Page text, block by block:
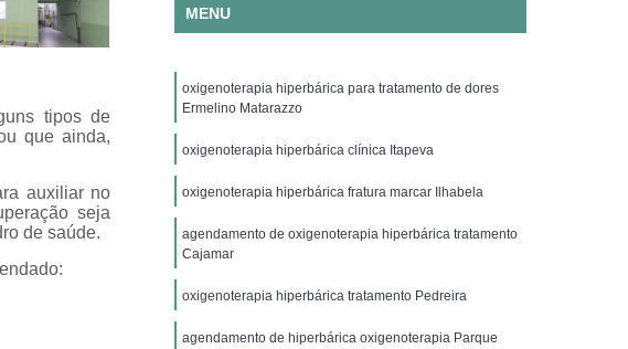
Pessoa
Oxigenação Hiperbárica em São Paulo
Oxigenação Hiperbárica Tratamento
Terapia de Oxigenação Hiperbárica
Oxigenoterapia em São Paulo
Oxigenoterapia para Cicatrização
Diabéticos
Oxigenoterapia para Tratamento de Feridas
Oxigenoterapia Tratamento de Feridas
tipos de
que ainda,
auxiliar no
seja
de saúde.
MENU
oxigenoterapia hiperbárica para tratamento de dores
Ermelino Matarazzo
oxigenoterapia hiperbárica clínica Itapeva
oxigenoterapia hiperbárica fratura marcar Ilhabela
agendamento de oxigenoterapia hiperbárica tratamento
Cajamar
oxigenoterapia hiperbárica tratamento Pedreira
agendamento de hiperbárica oxigenoterapia Parque